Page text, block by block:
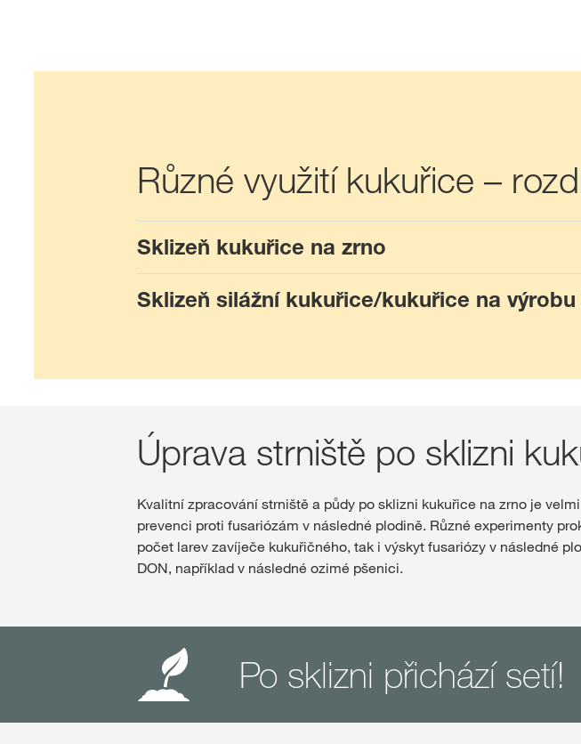
Různé využití kukuřice –
Sklizeň kukuřice na zrno
Sklizeň silážní kukuřice/kukuřice na
Úprava strniště po sklizni
Kvalitní zpracování strniště a půdy po sklizni kukuřice na zrno je
prevenci proti fusariózám v následné plodině. Různé experimenty
počet larev zavíječe kukuřičného, tak i výskyt fusariózy v následné
DON, například v následné ozimé pšenici.
Po sklizni přichází setí!